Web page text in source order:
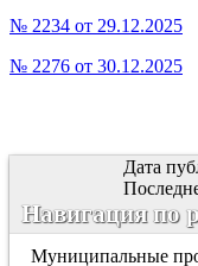
№ 2234 от 29.12.2025
№ 2276 от 30.12.2025
Дата
Навигация по
Муниципальные